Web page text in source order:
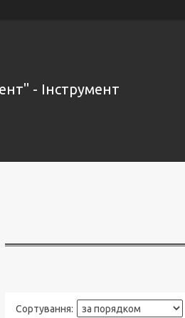
- Інструмент